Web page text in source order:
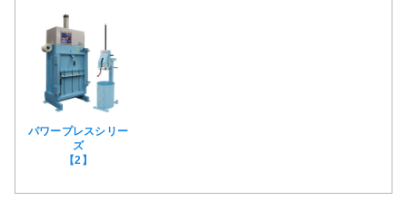
パワープレスシリー
ズ
【2】